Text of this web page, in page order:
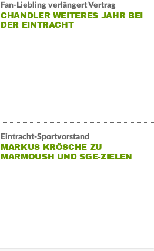
Fan-Liebling verlängert Vertrag
CHANDLER WEITERES JAHR BEI
DER EINTRACHT
Eintracht-Sportvorstand
MARKUS KRÖSCHE ZU
MARMOUSH UND SGE-ZIELEN